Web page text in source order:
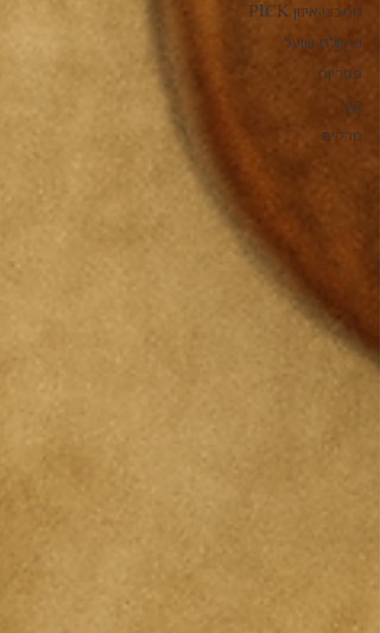
מתכוני איזון PICK
שיבולת שועל
פטריות
קיץ
מרקים